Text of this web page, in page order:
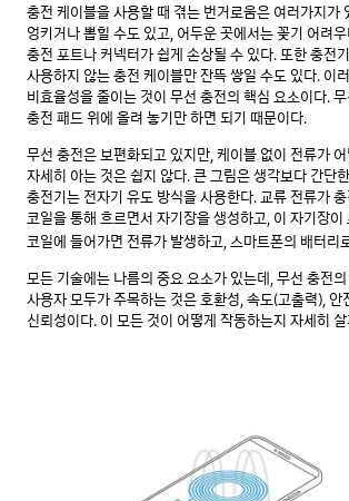
충전 케이블을 사용할 때 겪는 번거로움은 여러가지가
엉키거나 뽑힐 수도 있고, 어두운 곳에서는 꽂기 어려
충전 포트나 커넥터가 쉽게 손상될 수 있다. 또한 충전
사용하지 않는 충전 케이블만 잔뜩 쌓일 수도 있다. 이
비효율성을 줄이는 것이 무선 충전의 핵심 요소이다.
충전 패드 위에 올려 놓기만 하면 되기 때문이다.
무선 충전은 보편화되고 있지만, 케이블 없이 전류가
자세히 아는 것은 쉽지 않다. 큰 그림은 생각보다 간단
충전기는 전자기 유도 방식을 사용한다. 교류 전류가
코일을 통해 흐르면서 자기장을 생성하고, 이 자기장이
코일에 들어가면 전류가 발생하고, 스마트폰의 배터리
모든 기술에는 나름의 중요 요소가 있는데, 무선 충전
사용자 모두가 주목하는 것은 호환성, 속도(고출력), 안
신뢰성이다. 이 모든 것이 어떻게 작동하는지 자세히